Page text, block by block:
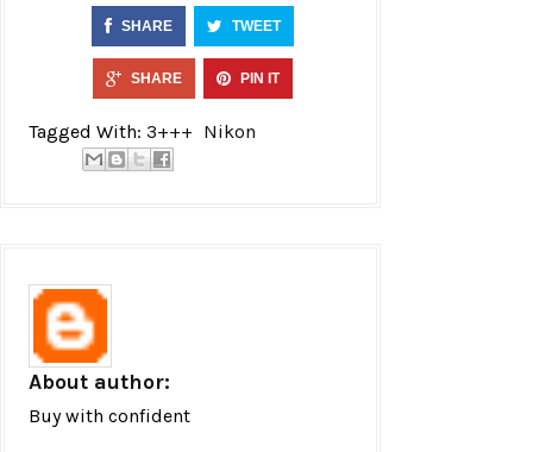
SHARE TWEET
SHARE PIN IT
Tagged With: 3+++ Nikon
About author:
Buy with confident